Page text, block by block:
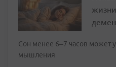
Сон менее 6–7 часов может
мышления